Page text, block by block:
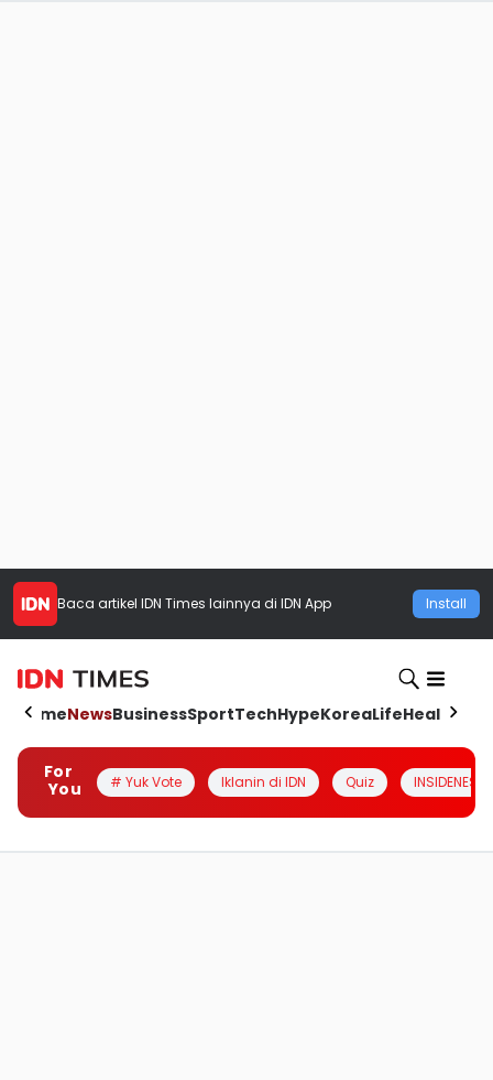
Baca artikel IDN Times lainnya di IDN App Install
HomeNewsBusinessSportTechHypeKoreaLifeHealth
For
You
# Yuk Vote Iklanin di IDN Quiz INSIDENESIA